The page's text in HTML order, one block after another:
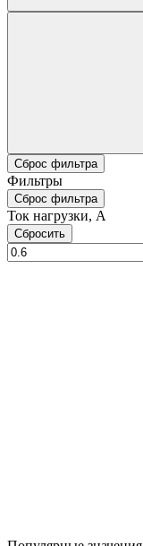
Сброс фильтра
Фильтры
Сброс фильтра
Ток нагрузки, A
Сбросить